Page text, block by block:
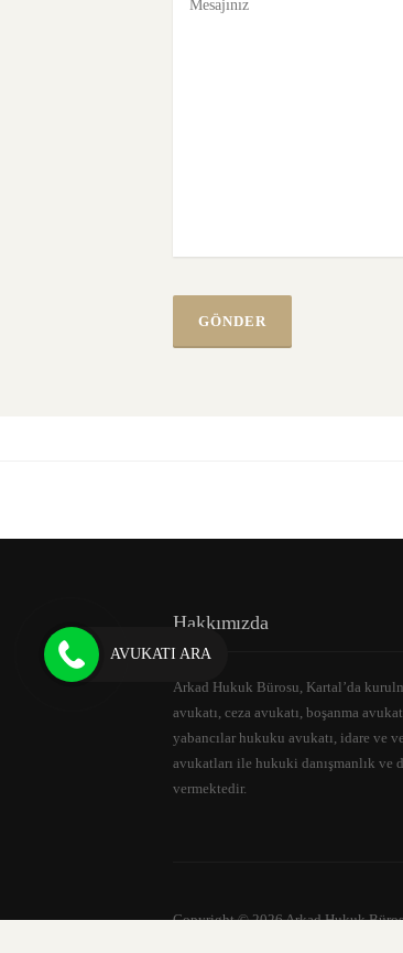
Hakkımızda
Arkad Hukuk Bürosu, Kartal’da
avukatı, ceza avukatı, boşanma
yabancılar hukuku avukatı, idare ve
avukatları ile hukuki danışmanlık ve
vermektedir.
Copyright © 2026 Arkad Hukuk
AVUKATI ARA